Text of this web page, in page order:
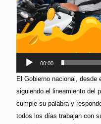
00:00
El Gobierno nacional, desde
siguiendo el lineamiento del
cumple su palabra y
todos los días trabajan con